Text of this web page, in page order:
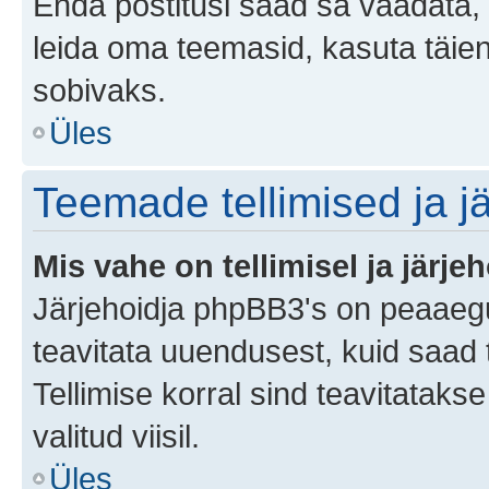
leida oma teemasid, kasuta
sobivaks.
Üles
Teemade tellimised ja
Mis vahe on tellimisel ja
Järjehoidja phpBB3's on
teavitata uuendusest, kuid
Tellimise korral sind
valitud viisil.
Üles